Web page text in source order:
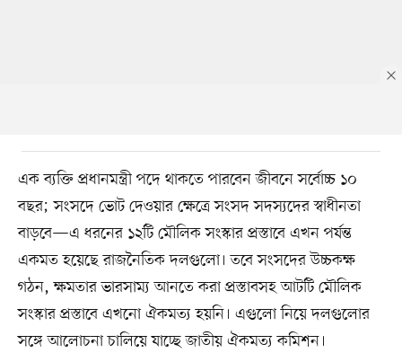
এক ব্যক্তি প্রধানমন্ত্রী পদে থাকতে পারবেন জীবনে সর্বোচ্চ ১০
বছর; সংসদে ভোট দেওয়ার ক্ষেত্রে সংসদ সদস্যদের স্বাধীনতা
বাড়বে—এ ধরনের ১২টি মৌলিক সংস্কার প্রস্তাবে এখন পর্যন্ত
একমত হয়েছে রাজনৈতিক দলগুলো। তবে সংসদের উচ্চকক্ষ
গঠন, ক্ষমতার ভারসাম্য আনতে করা প্রস্তাবসহ আটটি মৌলিক
সংস্কার প্রস্তাবে এখনো ঐকমত্য হয়নি। এগুলো নিয়ে দলগুলোর
সঙ্গে আলোচনা চালিয়ে যাচ্ছে জাতীয় ঐকমত্য কমিশন।